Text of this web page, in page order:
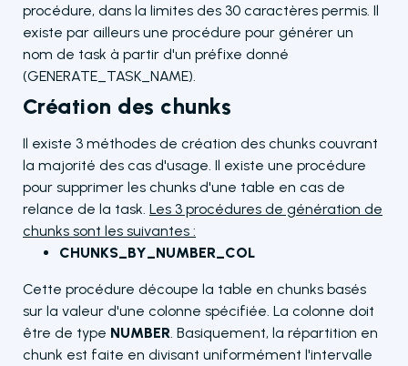
procédure, dans la limites des 30 caractères permis. Il
existe par ailleurs une procédure pour générer un
nom de task à partir d'un préfixe donné
(GENERATE_TASK_NAME).
Création des chunks
Il existe 3 méthodes de création des chunks couvrant
la majorité des cas d'usage. Il existe une procédure
pour supprimer les chunks d'une table en cas de
relance de la task. Les 3 procédures de génération de
chunks sont les suivantes :
CHUNKS_BY_NUMBER_COL
Cette procédure découpe la table en chunks basés
sur la valeur d'une colonne spécifiée. La colonne doit
être de type NUMBER. Basiquement, la répartition en
chunk est faite en divisant uniformément l'intervalle